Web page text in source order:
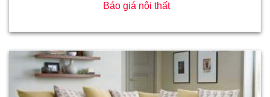
Báo giá nội thất